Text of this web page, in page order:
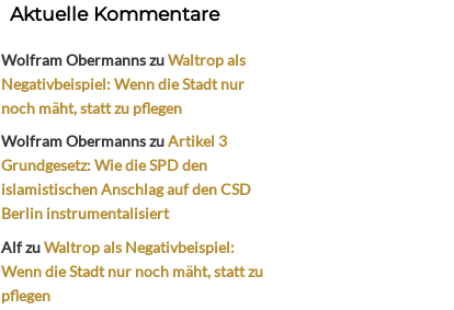
Aktuelle Kommentare
Wolfram ObermannszuWaltrop als
Negativbeispiel: Wenn die Stadt nur
noch mäht, statt zu pflegen
Wolfram ObermannszuArtikel 3
Grundgesetz: Wie die SPD den
islamistischen Anschlag auf den CSD
Berlin instrumentalisiert
AlfzuWaltrop als Negativbeispiel:
Wenn die Stadt nur noch mäht, statt zu
pflegen